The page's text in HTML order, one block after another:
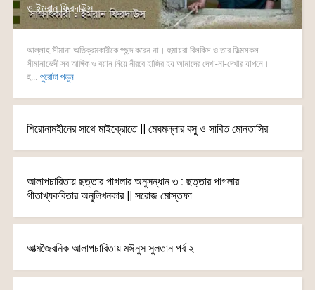
ও ইমরান ফিরদাউস
আল্লাহ সীমানা অতিক্রমকারীকে পছন্দ করেন না। হুমায়রা বিলকিস ও তার ফিল্মসকল
সীমানাভেদী সব আঙ্গিক ও বয়ান নিয়ে নীরবে হাজির হয় আমাদের দেখা-না-দেখার যাপনে।
হ...
পুরোটা পড়ুন
শিরোনামহীনের সাথে মাইক্রোতে || মেঘমল্লার বসু ও সাবিত মোনতাসির
আলাপচারিতায় ছত্তার পাগলার অনুসন্ধান ৩ : ছত্তার পাগলার
গীতাখ্যকবিতার অনুলিখনকার || সরোজ মোস্তফা
আত্মজৈবনিক আলাপচারিতায় মঈনুস সুলতান পর্ব ২